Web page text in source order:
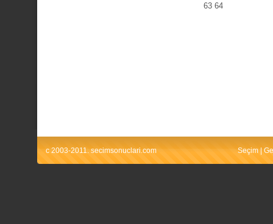
63 64
c 2003-2011. secimsonuclari.com Seçim